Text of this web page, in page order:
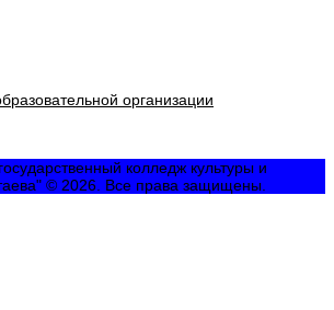
организации
колледж культуры и
© 2026. Все права защищены.